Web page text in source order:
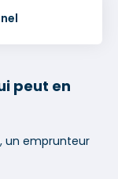
peut en
un emprunteur